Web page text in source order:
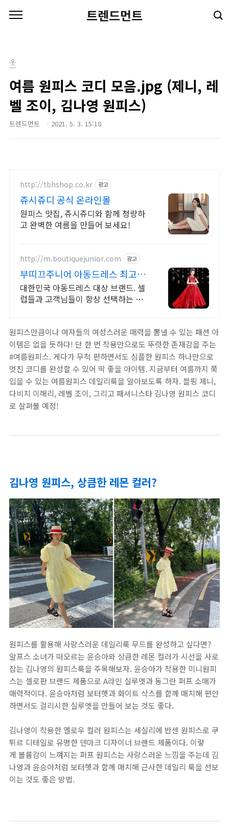
트렌드먼트
옷
여름 원피스 코디 모음.jpg (제니, 레
벨 조이, 김나영 원피스)
트렌드먼트 2021. 5. 3. 15:18
http://tbhshop.co.kr 광고
쥬시쥬디 공식 온라인몰
원피스 맛집, 쥬시쥬디와 함께 청량하
고 완벽한 여름을 만들어 보세요!
http://m.boutiquejunior.com 광고
부띠끄주니어 아동드레스 최고의
만족, 최고의 퀄리티
대한민국 아동드레스 대상 브랜드. 셀
럽들과 고객님들이 항상 선택하는 최
원피스만큼이나 여자들의 여성스러운 매력을 뽐낼 수 있는 패션 아
이템은 없을 듯하다! 단 한 번 착용만으로도 뚜렷한 존재감을 주는
#여름원피스. 게다가 무척 편하면서도 심플한 원피스 하나만으로
멋진 코디를 완성할 수 있어 딱 좋을 아이템. 지금부터 여름까지 쭉
입을 수 있는 여름원피스 데일리룩을 알아보도록 하자. 블핑 제니,
다비치 이해리, 레벨 조이, 그리고 패셔니스타 김나영 원피스 코디
로 살펴볼 예정!
김나영 원피스, 상큼한 레몬 컬러?
원피스를 활용해 사랑스러운 데일리룩 무드를 완성하고 싶다면?
알프스 소녀가 떠오르는 윤승아와 상큼한 레몬 컬러가 시선을 사로
잡는 김나영의 원피스룩을 주목해보자. 윤승아가 착용한 미니원피
스는 셀로판 브랜드 제품으로 A라인 실루엣과 동그란 퍼프 소매가
매력적이다. 윤승아처럼 보터햇과 화이트 삭스를 함께 매치해 편안
하면서도 걸리시한 실루엣을 만들어 보는 것도 좋다.
김나영이 착용한 옐로우 컬러 원피스는 세실리에 반센 원피스로 쿠
튀르 디테일로 유명한 덴마크 디자이너 브랜드 제품이다. 이렇
게 볼륨감이 느껴지는 퍼프 원피스는 사랑스러운 느낌을 주는데 김
나영과 윤승아처럼 보터햇과 함께 매치해 근사한 데일리 룩을 선보
이는 것도 좋은 방법.